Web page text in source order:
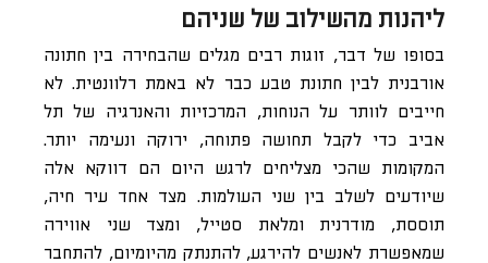
ליהנות מהשילוב של שניהם
בסופו של דבר, זוגות רבים מגלים שהבחירה בין חתונה
אורבנית לבין חתונת טבע כבר לא באמת רלוונטית. לא
חייבים לוותר על הנוחות, המרכזיות והאנרגיה של תל
אביב כדי לקבל תחושה פתוחה, ירוקה ונעימה יותר.
המקומות שהכי מצליחים לרגש היום הם דווקא אלה
שיודעים לשלב בין שני העולמות. מצד אחד עיר חיה,
תוססת, מודרנית ומלאת סטייל, ומצד שני אווירה
שמאפשרת לאנשים להירגע, להתנתק מהיומיום, להתחבר